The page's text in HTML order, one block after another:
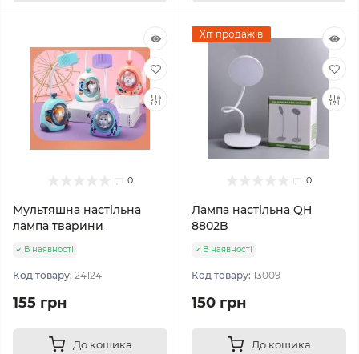
0
Мультяшна настільна
лампа тварини
В наявності
Код товару: 24124
155 грн
До кошика
Хіт продажів
0
Лампа настільна QH
8802B
В наявності
Код товару: 13009
150 грн
До кошика